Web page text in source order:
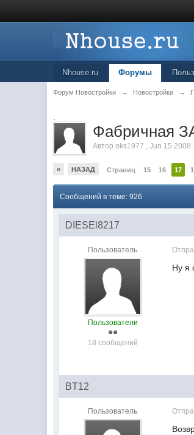
Nhouse.ru Форумы
Форум Новостройки → Новостройки →
.
Фабричная
Авторoks1977 ,Jun 15 2008
« НАЗАД Страниц 15 16 17
Сообщений в теме: 926
DIESEl8217
Пользователь
Пользователи
18 сообщений
Ну я
BT12
Пользователь